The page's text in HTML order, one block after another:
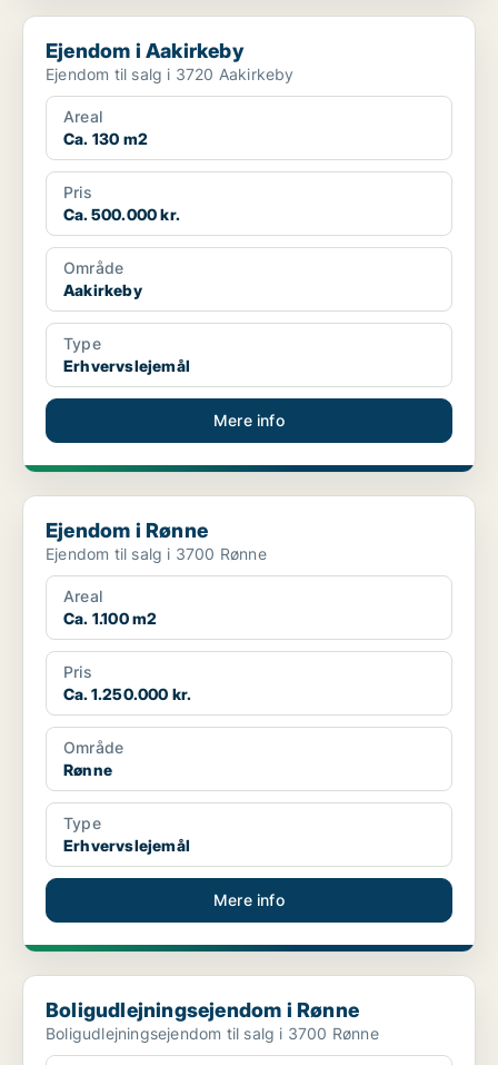
Ejendom i Aakirkeby
Ejendom i Aakirkeby
Ejendom til salg i 3720 Aakirkeby
Areal
Ca. 130 m2
Pris
Ca. 500.000 kr.
Område
Aakirkeby
Type
Erhvervslejemål
Mere info
Ejendom i Rønne
Ejendom i Rønne
Ejendom til salg i 3700 Rønne
Areal
Ca. 1.100 m2
Pris
Ca. 1.250.000 kr.
Område
Rønne
Type
Erhvervslejemål
Mere info
Boligudlejningsejendom i Rønne
Boligudlejningsejendom i Rønne
Boligudlejningsejendom til salg i 3700 Rønne